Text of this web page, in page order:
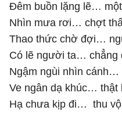
Đêm buồn lặng lẽ…
Nhìn mưa rơi… chợt
Thao thức chờ đợi…
Có lẽ người ta… chẳng
Ngậm ngùi nhìn
Ve ngân dạ khúc… thật
Hạ chưa kịp đi… thu